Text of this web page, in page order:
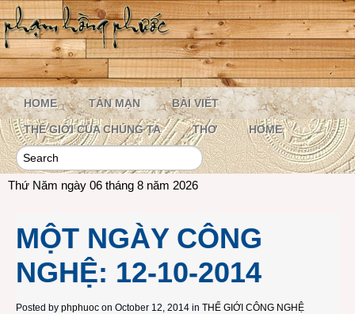
HOME TẢN MẠN BÀI VIẾT
THẾ GIỚI CỦA CHÚNG TA THƠ HOME
Thứ Năm ngày 06 tháng 8 năm 2026
MỘT NGÀY CÔNG
NGHỆ: 12-10-2014
Posted by phphuoc on October 12, 2014 in THẾ GIỚI CÔNG NGHỆ